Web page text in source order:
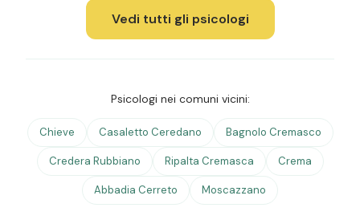
Vedi tutti gli psicologi
Psicologi nei comuni vicini:
Chieve Casaletto Ceredano Bagnolo Cremasco
Credera Rubbiano Ripalta Cremasca Crema
Abbadia Cerreto Moscazzano